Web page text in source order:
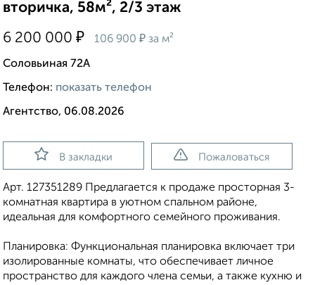
вторичка, 58м², 2/3 этаж
6 200 000 ₽ 106 900 ₽ за м²
Соловьиная 72А
Телефон: показать телефон
Агентство, 06.08.2026
В закладки Пожаловаться
Арт. 127351289 Предлагается к продаже просторная 3-
комнатная квартира в уютном спальном районе,
идеальная для комфортного семейного проживания.
Планировка: Функциональная планировка включает три
изолированные комнаты, что обеспечивает личное
пространство для каждого члена семьи, а также кухню и